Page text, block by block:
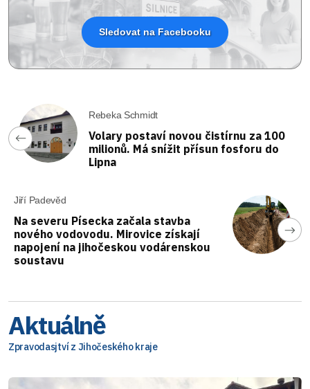
Sledovat na Facebooku
Rebeka Schmidt
Volary postaví novou čistírnu za 100
milionů. Má snížit přísun fosforu do
Lipna
Jiří Padevěd
Na severu Písecka začala stavba
nového vodovodu. Mirovice získají
napojení na jihočeskou vodárenskou
soustavu
Aktuálně
Zpravodasjtví z Jihočeského kraje